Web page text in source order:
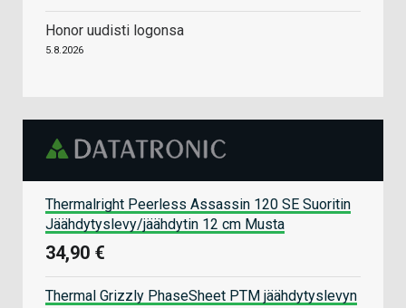
Honor uudisti logonsa
5.8.2026
Thermalright Peerless Assassin 120 SE Suoritin
Jäähdytyslevy/jäähdytin 12 cm Musta
34,90 €
Thermal Grizzly PhaseSheet PTM jäähdytyslevyn